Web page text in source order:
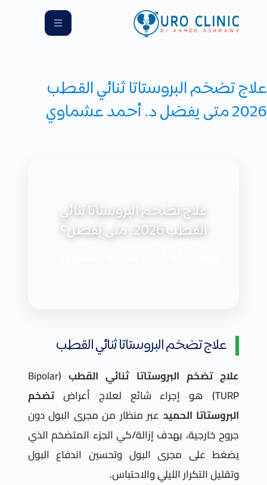
علاج تضخم البروستاتا ثنائي القطب
2026 متى يفضل د. أحمد عشماوي
علاج تضخم البروستاتا ثنائي
القطب 2026: متى يُفضل؟
علاج تضخم البروستاتا ثنائي القطب
علاج تضخم البروستاتا ثنائي القطب (Bipolar
TURP) هو إجراء شائع لعلاج أعراض
تضخم
البروستاتا الحميد عبر منظار من مجرى البول دون
جروح خارجية، بهدف إزالة/كي الجزء المتضخم الذي
يضغط على مجرى البول وتحسين اندفاع البول
وتقليل التكرار الليلي والاحتباس.